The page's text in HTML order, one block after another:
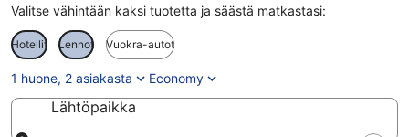
Valitse vähintään kaksi tuotetta ja säästä matkastasi:
Hotellit Lennot Vuokra-autot
1 huone, 2 asiakasta Economy
Lähtöpaikka